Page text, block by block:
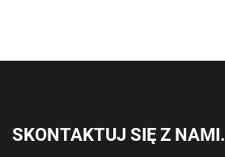
SKONTAKTUJ SIĘ Z NAMI.